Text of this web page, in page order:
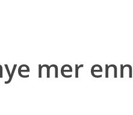
mer enn